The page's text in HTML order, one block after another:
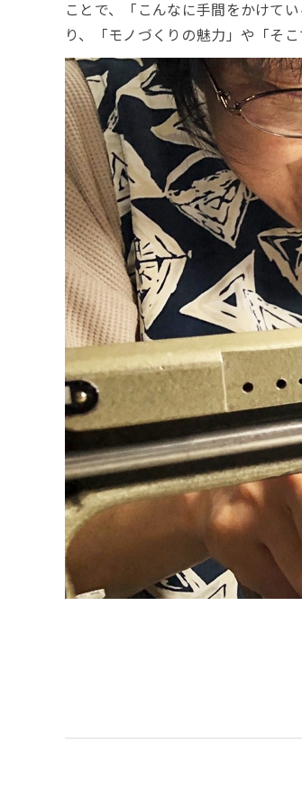
ことで、「こんなに手間をかけて
り、「モノづくりの魅力」や「そ